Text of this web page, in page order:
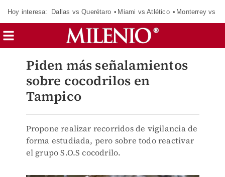
Hoy interesa: Dallas vs Querétaro Miami vs Atlético Monterrey vs
Piden más señalamientos
sobre cocodrilos en
Tampico
Propone realizar recorridos de vigilancia de
forma estudiada, pero sobre todo reactivar
el grupo S.O.S cocodrilo.